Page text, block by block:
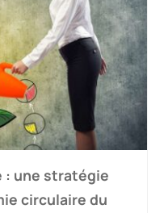
: une stratégie
circulaire du